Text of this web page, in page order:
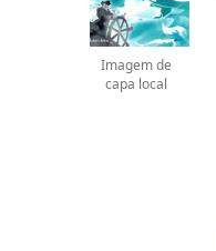
Imagem de
capa local